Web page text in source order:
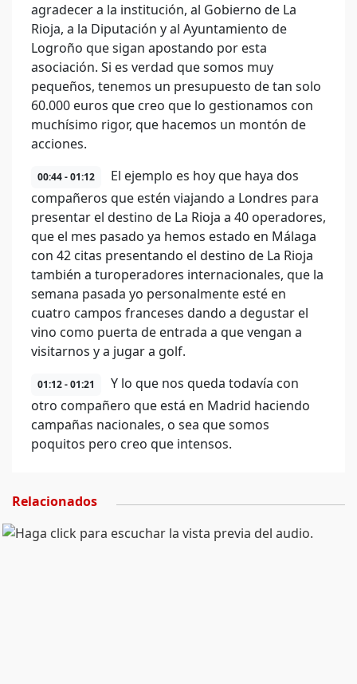
agradecer a la institución, al Gobierno de La
Rioja, a la Diputación y al Ayuntamiento de
Logroño que sigan apostando por esta
asociación. Si es verdad que somos muy
pequeños, tenemos un presupuesto de tan solo
60.000 euros que creo que lo gestionamos con
muchísimo rigor, que hacemos un montón de
acciones.
00:44 - 01:12
El ejemplo es hoy que haya dos
compañeros que estén viajando a Londres para
presentar el destino de La Rioja a 40 operadores,
que el mes pasado ya hemos estado en Málaga
con 42 citas presentando el destino de La Rioja
también a turoperadores internacionales, que la
semana pasada yo personalmente esté en
cuatro campos franceses dando a degustar el
vino como puerta de entrada a que vengan a
visitarnos y a jugar a golf.
01:12 - 01:21
Y lo que nos queda todavía con
otro compañero que está en Madrid haciendo
campañas nacionales, o sea que somos
poquitos pero creo que intensos.
Relacionados